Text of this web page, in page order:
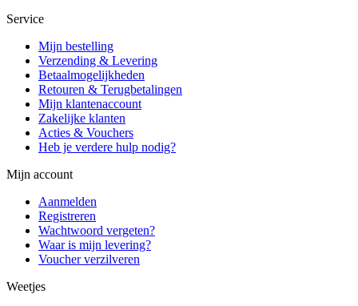
Service
Mijn bestelling
Verzending & Levering
Betaalmogelijkheden
Retouren & Terugbetalingen
Mijn klantenaccount
Zakelijke klanten
Acties & Vouchers
Heb je verdere hulp nodig?
Mijn account
Aanmelden
Registreren
Wachtwoord vergeten?
Waar is mijn levering?
Voucher verzilveren
Weetjes